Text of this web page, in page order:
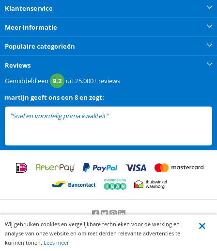
Klantenservice
Meer informatie
Populaire categorieën
Reviews
Gemiddeld een 9.2 uit25.000+ reviews
martijn geeft ons een 8 en zegt:
"Snel en voordelig prima kwaliteit"
Beoordeling door klanten:9.2/10-25000beoordelingen
Wij gebruiken cookies en vergelijkbare technieken voor de werking en
analyse van onze website en om met derden relevante advertenties te
kunnen tonen. Lees meer